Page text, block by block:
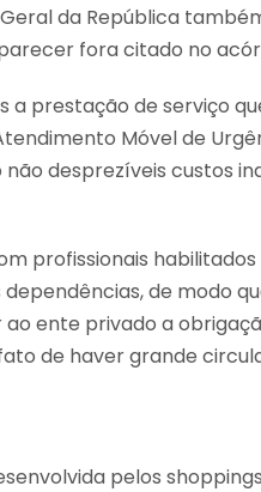
da República
fora citado no
a prestação de serviço
Móvel de
desprezíveis custos
profissionais
de modo
ente privado a
de haver grande
pelos